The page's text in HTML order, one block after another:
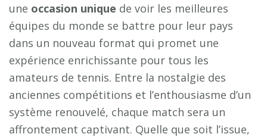
une occasion unique de voir les meilleures
équipes du monde se battre pour leur pays
dans un nouveau format qui promet une
expérience enrichissante pour tous les
amateurs de tennis. Entre la nostalgie des
anciennes compétitions et l’enthousiasme d’un
système renouvelé, chaque match sera un
affrontement captivant. Quelle que soit l’issue,